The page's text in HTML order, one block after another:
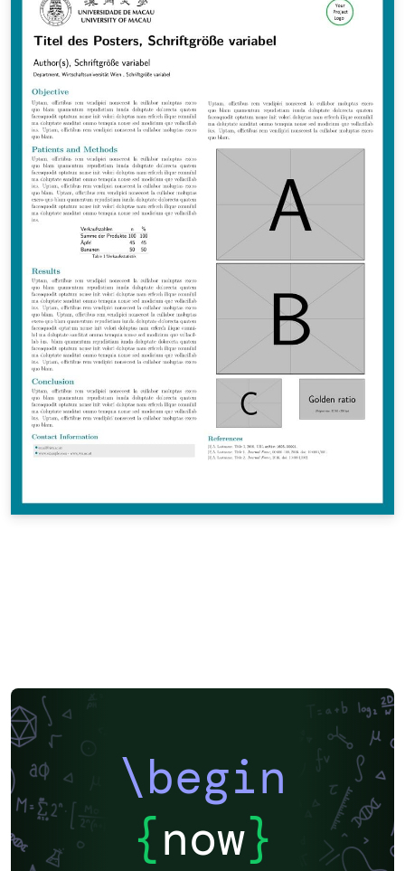
\begin
{now}